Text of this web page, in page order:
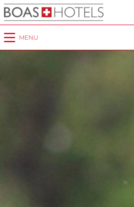
MENU